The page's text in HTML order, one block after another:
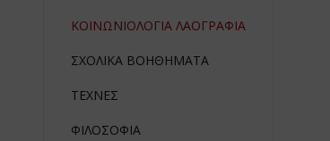
ΚΟΙΝΩΝΙΟΛΟΓΙΑ ΛΑΟΓΡΑΦΙΑ
ΣΧΟΛΙΚΑ ΒΟΗΘΗΜΑΤΑ
ΤΕΧΝΕΣ
ΦΙΛΟΣΟΦΙΑ